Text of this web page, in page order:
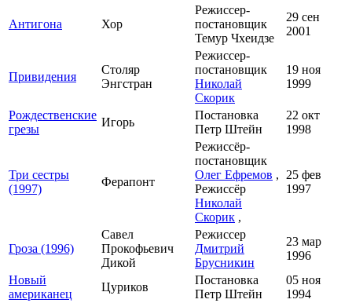
Антигона Хор
Режиссер-
постановщик
Темур Чхеидзе
29 сен
2001
Привидения
Столяр
Энгстран
Режиссер-
постановщик
Николай
Скорик
19 ноя
1999
Рождественские
грезы
Игорь
Постановка
Петр Штейн
22 окт
1998
Три сестры
(1997)
Ферапонт
Режиссёр-
постановщик
Олег Ефремов ,
Режиссёр
Николай
Скорик ,
25 фев
1997
Гроза (1996)
Савел
Прокофьевич
Дикой
Режиссер
Дмитрий
Брусникин
23 мар
1996
Новый
американец
Цуриков
Постановка
Петр Штейн
05 ноя
1994